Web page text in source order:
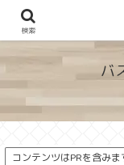
地図から探
バ
コンテンツはPRを含みま
検索